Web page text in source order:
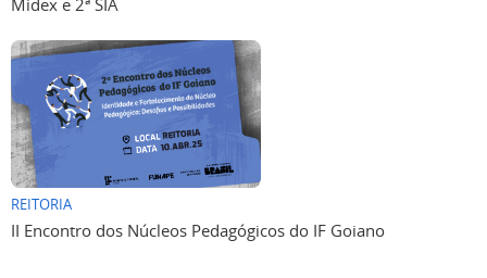
Midex e 2ª SIA
REITORIA
II Encontro dos Núcleos Pedagógicos do IF Goiano